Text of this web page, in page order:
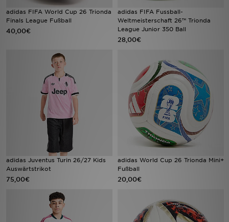
adidas FIFA World Cup 26 Trionda
Finals League Fußball
40,00€
adidas FIFA Fussball-
Weltmeisterschaft 26™ Trionda
League Junior 350 Ball
28,00€
adidas Juventus Turin 26/27 Kids
Auswärtstrikot
75,00€
adidas World Cup 26 Trionda Mini+
Fußball
20,00€
Lade die APP
Hilfe & Kontakt
Geschenkgutschein
Blog